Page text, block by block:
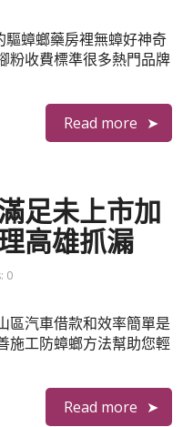
蟑螂藥房裡無蟑好神奇
粉收費標準很多熱門品牌
Read more
足未上市加
高雄抓漏
0
區汽車借款和效率簡單是
施工防蟑螂方法幫助您輕
Read more